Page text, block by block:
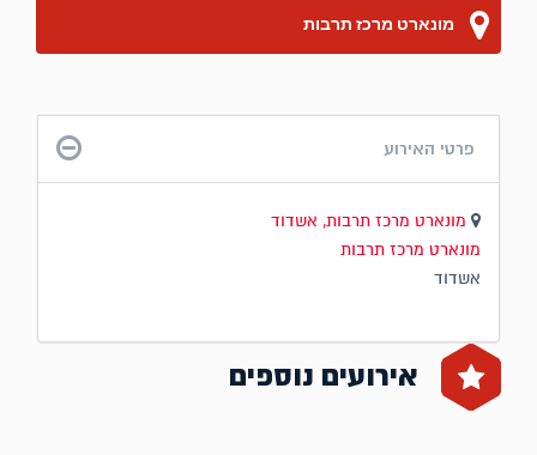
מונארט מרכז תרבות
פרטי האירוע
מונארט מרכז תרבות, אשדוד
מונארט מרכז תרבות
אשדוד
אירועים נוספים